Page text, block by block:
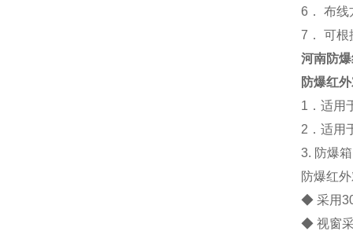
6． 布线
7． 可根
河南防
防爆红外
1 ．适用
2 ．适
3. 防爆
防爆红
◆ 采用
◆ 视窗